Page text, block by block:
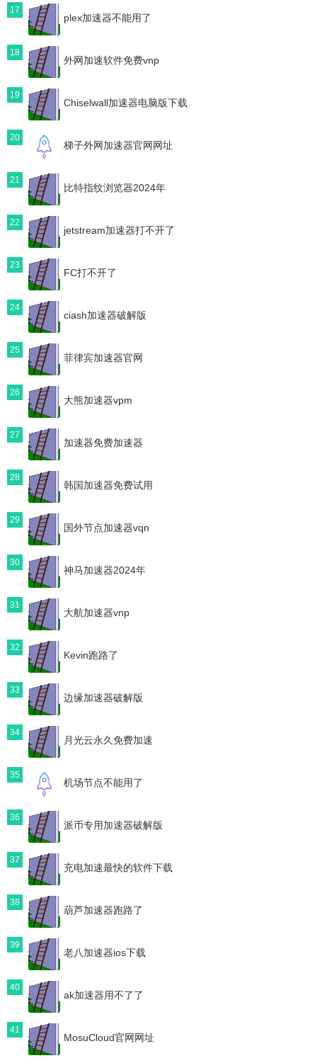
17
plex加速器不能用了
18
外网加速软件免费vnp
19
Chiselwall加速器电脑版下载
20
梯子外网加速器官网网址
21
比特指纹浏览器2024年
22
jetstream加速器打不开了
23
FC打不开了
24
ciash加速器破解版
25
菲律宾加速器官网
26
大熊加速器vpm
27
加速器免费加速器
28
韩国加速器免费试用
29
国外节点加速器vqn
30
神马加速器2024年
31
大航加速器vnp
32
Kevin跑路了
33
边缘加速器破解版
34
月光云永久免费加速
35
机场节点不能用了
36
派币专用加速器破解版
37
充电加速最快的软件下载
38
葫芦加速器跑路了
39
老八加速器ios下载
40
ak加速器用不了了
41
MosuCloud官网网址